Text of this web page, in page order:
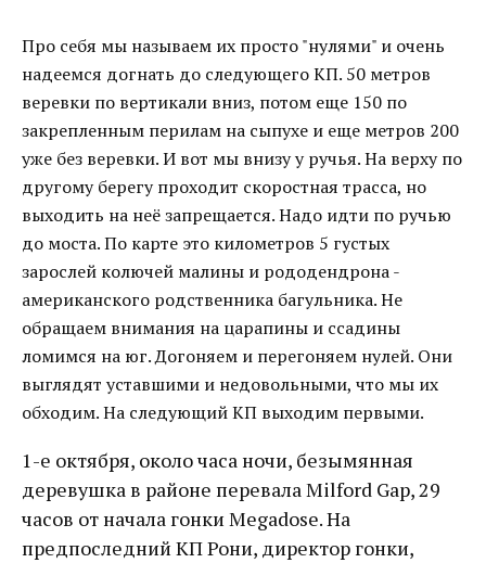
Про себя мы называем их просто "нулями" и очень
надеемся догнать до следующего КП. 50 метров
веревки по вертикали вниз, потом еще 150 по
закрепленным перилам на сыпухе и еще метров 200
уже без веревки. И вот мы внизу у ручья. На верху по
другому берегу проходит скоростная трасса, но
выходить на неё запрещается. Надо идти по ручью
до моста. По карте это километров 5 густых
зарослей колючей малины и рододендрона -
американского родственника багульника. Не
обращаем внимания на царапины и ссадины
ломимся на юг. Догоняем и перегоняем нулей. Они
выглядят уставшими и недовольными, что мы их
обходим. На следующий КП выходим первыми.
1-е октября, около часа ночи, безымянная
деревушка в районе перевала Milford Gap, 29
часов от начала гонки Megadose. На
предпоследний КП Рони, директор гонки,